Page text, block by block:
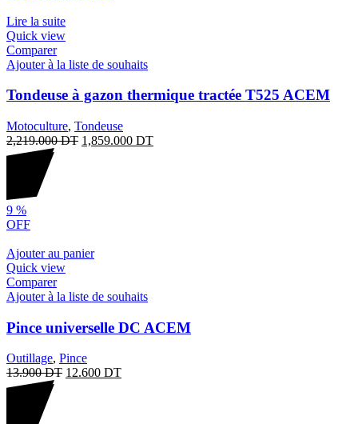
Lire la suite
Quick view
Comparer
Ajouter à la liste de souhaits
Tondeuse à gazon thermique tractée T525 ACEM
Motoculture, Tondeuse
2,219.000DT 1,859.000 DT
9 %
OFF
Ajouter au panier
Quick view
Comparer
Ajouter à la liste de souhaits
Pince universelle DC ACEM
Outillage, Pince
13.900DT 12.600 DT